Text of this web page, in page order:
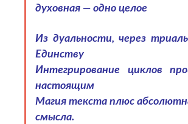
духовная — одно целое
Из дуальности, через
Единству
Интегрирование циклов
настоящим
Магия текста плюс
смысла.